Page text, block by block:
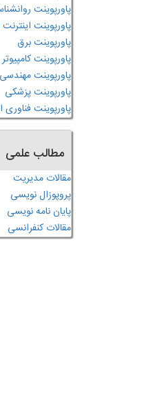
پاورپوینت
پاورپوینت اینترنت
پاورپوینت برق
پاورپوینت کامپیوتر
پاورپوینت
پاورپوینت پزشکی
پاورپوینت فناوری
مطالب علمی
مقالات مدیریت
پروپوزال نویسی
پایان نامه نویسی
مقالات کنفرانسی